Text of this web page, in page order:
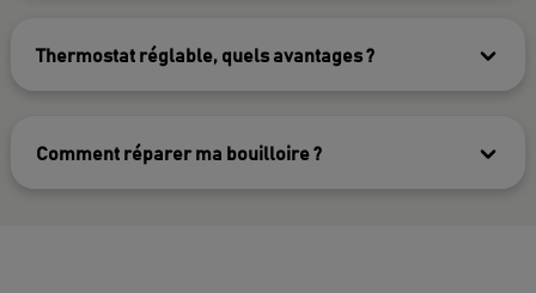
Thermostat réglable, quels avantages ?
Comment réparer ma bouilloire ?